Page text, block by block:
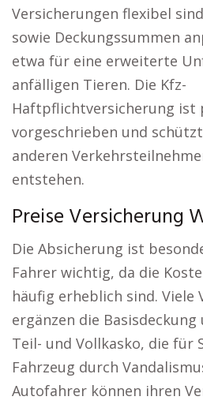
Versicherungen flexibel
sowie Deckungssummen
etwa für eine erweiterte
anfälligen Tieren. Die Kfz-
Haftpflichtversicherung ist
vorgeschrieben und
anderen
entstehen.
Preise Versicherung
Die Absicherung ist
Fahrer wichtig, da die
häufig erheblich sind. Viele
ergänzen die
Teil- und Vollkasko, die für
Fahrzeug durch
Autofahrer können ihren